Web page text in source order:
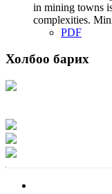
in mining towns
complexities.
PDF
Холбоо барих